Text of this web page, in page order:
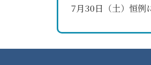
7月30日（土）恒例